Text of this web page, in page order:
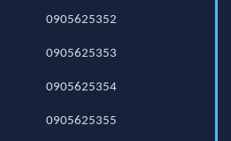
0905625352
0905625353
0905625354
0905625355